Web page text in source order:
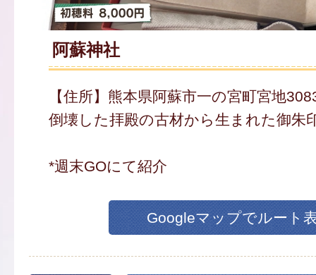
阿蘇神社
【住所】熊本県阿蘇市一の宮町宮地
倒壊した拝殿の古材から生まれた御朱
*週末GOにて紹介
Googleマップでルート